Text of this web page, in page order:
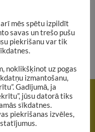
izstāde par
mēs spētu izpildīt
savas un trešo pušu
piekrišanu var tik
noklikšķinot uz pogas
izmantošanu,
Gadījumā, ja
jūsu datorā tiks
sīkdatnes.
piekrišanas izvēles,